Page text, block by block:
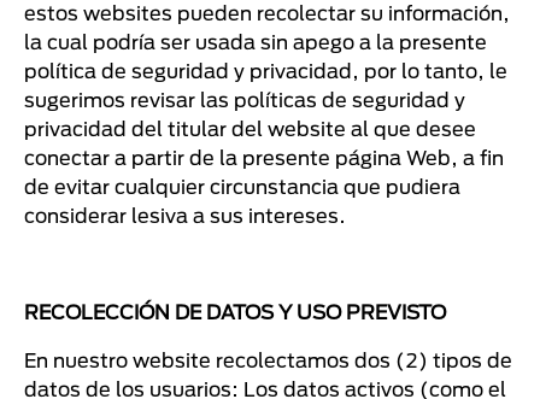
estos websites pueden recolectar su información,
la cual podría ser usada sin apego a la presente
política de seguridad y privacidad, por lo tanto, le
sugerimos revisar las políticas de seguridad y
privacidad del titular del website al que desee
conectar a partir de la presente página Web, a fin
de evitar cualquier circunstancia que pudiera
considerar lesiva a sus intereses.
RECOLECCIÓN DE DATOS Y USO PREVISTO
En nuestro website recolectamos dos (2) tipos de
datos de los usuarios: Los datos activos (como el